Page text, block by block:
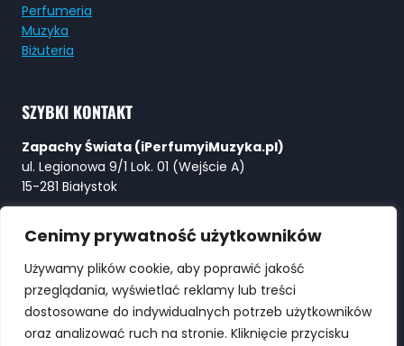
Cenimy prywatność użytkowników
Używamy plików cookie, aby poprawić jakość
przeglądania, wyświetlać reklamy lub treści
dostosowane do indywidualnych potrzeb użytkowników
oraz analizować ruch na stronie. Kliknięcie przycisku
Perfumeria
Muzyka
Biżuteria
SZYBKI KONTAKT
Zapachy Świata (iPerfumyiMuzyka.pl)
ul. Legionowa 9/1 Lok. 01 (Wejście A)
15-281 Białystok
E-mail:Perfumy@ZapachySwiata.com
WYSZUKIWARKA